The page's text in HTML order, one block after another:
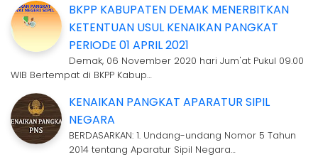
BKPP KABUPATEN DEMAK MENERBITKAN
KETENTUAN USUL KENAIKAN PANGKAT
PERIODE 01 APRIL 2021
Demak, 06 November 2020 hari Jum'at Pukul 09.00
WIB Bertempat di BKPP Kabup…
KENAIKAN PANGKAT APARATUR SIPIL
NEGARA
BERDASARKAN: 1. Undang-undang Nomor 5 Tahun
2014 tentang Aparatur Sipil Negara…